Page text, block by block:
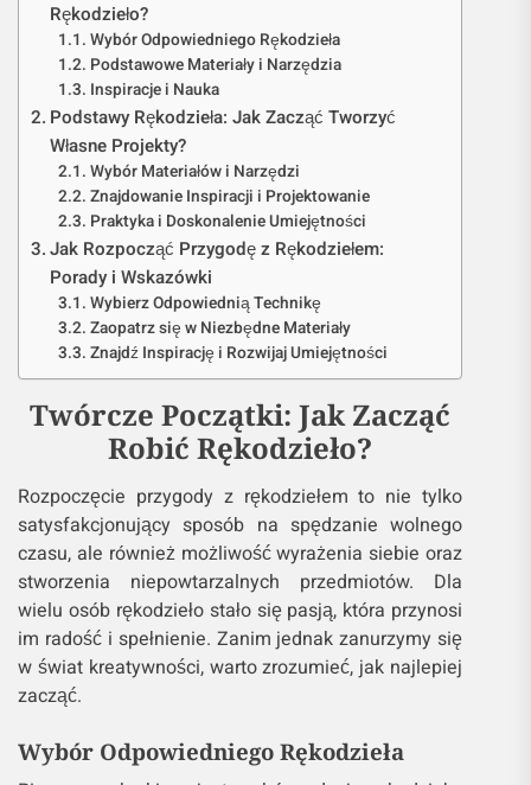
Rękodzieło?
Wybór Odpowiedniego Rękodzieła
Podstawowe Materiały i Narzędzia
Inspiracje i Nauka
Podstawy Rękodzieła: Jak Zacząć Tworzyć
Własne Projekty?
Wybór Materiałów i Narzędzi
Znajdowanie Inspiracji i Projektowanie
Praktyka i Doskonalenie Umiejętności
Jak Rozpocząć Przygodę z Rękodziełem:
Porady i Wskazówki
Wybierz Odpowiednią Technikę
Zaopatrz się w Niezbędne Materiały
Znajdź Inspirację i Rozwijaj Umiejętności
Twórcze Początki: Jak Zacząć
Robić Rękodzieło?
Rozpoczęcie przygody z rękodziełem to nie tylko
satysfakcjonujący sposób na spędzanie wolnego
czasu, ale również możliwość wyrażenia siebie oraz
stworzenia niepowtarzalnych przedmiotów. Dla
wielu osób rękodzieło stało się pasją, która przynosi
im radość i spełnienie. Zanim jednak zanurzymy się
w świat kreatywności, warto zrozumieć, jak najlepiej
zacząć.
Wybór Odpowiedniego Rękodzieła